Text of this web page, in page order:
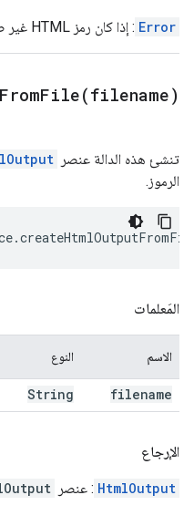
Error : إذا كان رمز HTML غير صالح
filename)
تنشئ هذه الدالة عنصر
الرموز.
.
المَعلمات
الاسم النوع
filename
String
الإرجاع
HtmlOutput : عنصر